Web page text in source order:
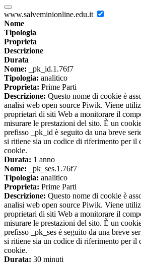
www.salveminionline.edu.it
Nome
Tipologia
Proprieta
Descrizione
Durata
Nome: _pk_id.1.76f7
Tipologia: analitico
Proprieta: Prime Parti
Descrizione: Questo nome di cookie è
analisi web open source Piwik. Viene
proprietari di siti Web a monitorare il
misurare le prestazioni del sito. È un
prefisso _pk_id è seguito da una breve
si ritiene sia un codice di riferimento per il
cookie.
Durata: 1 anno
Nome: _pk_ses.1.76f7
Tipologia: analitico
Proprieta: Prime Parti
Descrizione: Questo nome di cookie è
analisi web open source Piwik. Viene
proprietari di siti Web a monitorare il
misurare le prestazioni del sito. È un
prefisso _pk_ses è seguito da una breve
si ritiene sia un codice di riferimento per il
cookie.
Durata: 30 minuti